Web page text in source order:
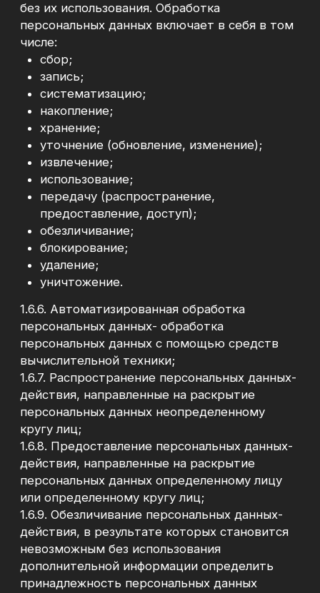
невозможным без использования
дополнительной информации определить
принадлежность персональных данных
1.6.10. Блокирование персональных данных-
временное прекращение обработки
случаев, если обработка необходима для
уточнения персональных данных);
1.6.11. Уничтожение персональных данных-
действия, в результате которых становится
невозможным восстановить содержание
персональных данных в информационной
результате которых уничтожаются
материальные
носители персональных данных;
1.6.12. Трансграничная передача
персональных данных- передача
персональных данных на территорию
иностранного государства, иностранному
физическому лицу или иностранному
1.7. Сведения об Операторе
Марина Викторовна
ИНН: 666009067982
Свидетельство о государственной
регистрации ИП № 319665800018555 от
30.01.2019
Адрес: 620075, Свердловская область, г.
Телефон: +7 (922) 211-92-22
Адрес электронной почты:
pmbypm1@gmail.com
2. Цели обработки персональных данных:
2.1. Обработка Оператором персональных
следующих целях:
2.1.1. Обработка заявок Пользователей в целях
заключения Оператором договоров с
Пользователями;
2.1.2. Заключение и исполнение Оператором
договоров с Пользователями;
доступа к информации и материалам,